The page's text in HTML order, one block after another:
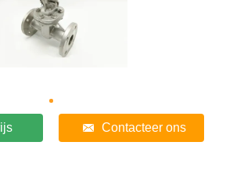
Contacteer ons